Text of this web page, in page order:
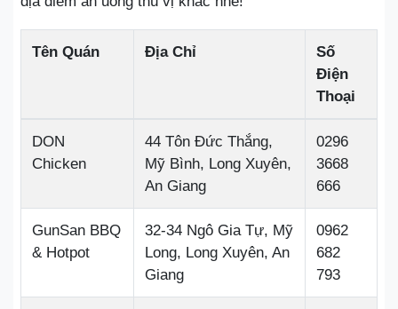
Tên Quán Địa Chỉ
Số
Điện
Thoại
DON
Chicken
44 Tôn Đức Thắng,
Mỹ Bình, Long Xuyên,
An Giang
0296
3668
666
GunSan BBQ
& Hotpot
32-34 Ngô Gia Tự, Mỹ
Long, Long Xuyên, An
Giang
0962
682
793